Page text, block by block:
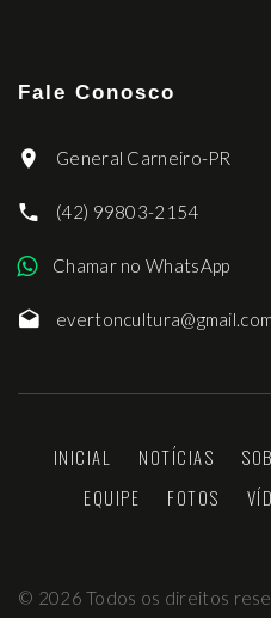
Fale Conosco
General Carneiro-PR
(42) 99803-2154
Chamar no WhatsApp
evertoncultura@gmail.com
INICIAL NOTÍCIAS
EQUIPE
FOTOS
© 2026 Todos os direitos